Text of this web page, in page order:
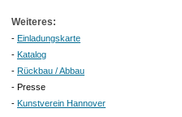
Weiteres:
- Einladungskarte
- Katalog
- Rückbau / Abbau
- Presse
- Kunstverein Hannover